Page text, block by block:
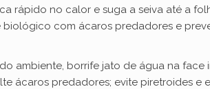
rápido no calor e suga a seiva até a
com ácaros predadores e
ambiente, borrife jato de água na
ácaros predadores; evite piretroides e